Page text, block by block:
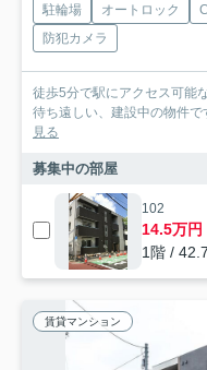
駐輪場 オートロック
防犯カメラ
徒歩5分で駅にアクセス可能
待ち遠しい、建設中の物件で
見る
募集中の部屋
102
14.5万円
1階 /
賃貸マンション